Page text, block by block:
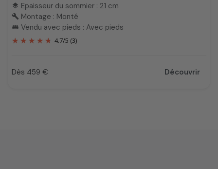
layers Epaisseur du sommier : 21 cm
build Montage : Monté
king_bed Vendu avec pieds : Avec pieds
4.7/5 (3)
Prix
Dès 459 € Découvrir